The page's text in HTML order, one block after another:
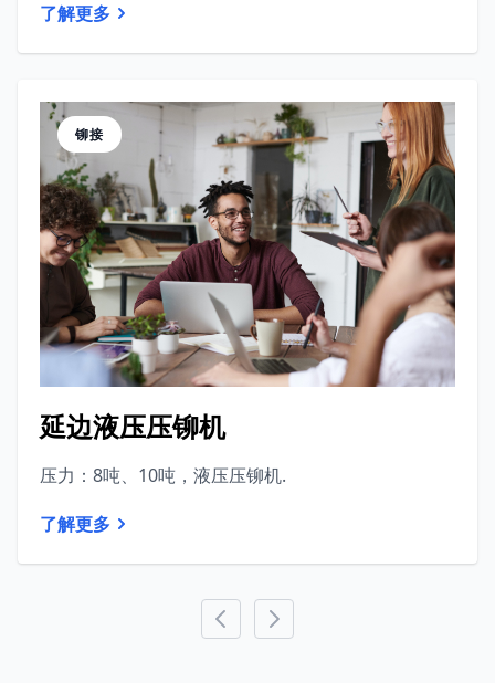
了解更多
铆接
延边液压压铆机
压力：8吨、10吨，液压压铆机.
了解更多